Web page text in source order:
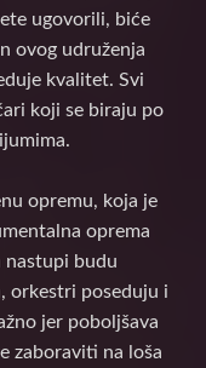
ugovorili, biće
ovog udruženja
kvalitet. Svi
koji se biraju po
opremu, koja je
oprema
nastupi budu
orkestri poseduju i
jer poboljšava
zaboraviti na loša